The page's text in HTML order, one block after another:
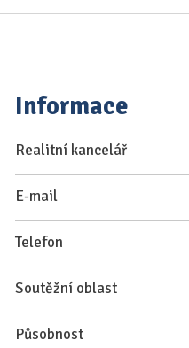
Informace
Realitní kancelář
E-mail
Telefon
Soutěžní oblast
Působnost